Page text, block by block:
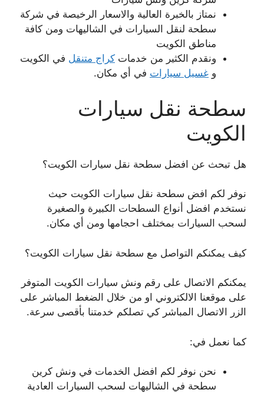
نمتاز بالخبرة العالية والاسعار الرخيصة في شركة
سطحة لنقل السيارات في الشاليهات ومن كافة
مناطق الكويت
ونقدم الكثير من خدمات كراج متنقل في الكويت
و غسيل سيارات في أي مكان.
سطحة نقل سيارات
الكويت
هل تبحث عن افضل سطحة نقل سيارات الكويت؟
نوفر لكم افض سطحة نقل سيارات الكويت حيث
نستخدم افضل أنواع السطحات الكبيرة والصغيرة
لسحب السيارات بمختلف احجامها ومن أي مكان.
كيف يمكنكم التواصل مع سطحة نقل سيارات الكويت؟
يمكنكم الاتصال على رقم ونش سيارات الكويت المتوفر
على موقعنا الالكتروني او من خلال الضغط المباشر على
الزر الاتصال المباشر كي تصلكم خدمتنا بأقصى سرعة.
كما نعمل في:
نحن نوفر لكم افضل الخدمات في ونش كرين
سطحة في الشاليهات لسحب السيارات العادية